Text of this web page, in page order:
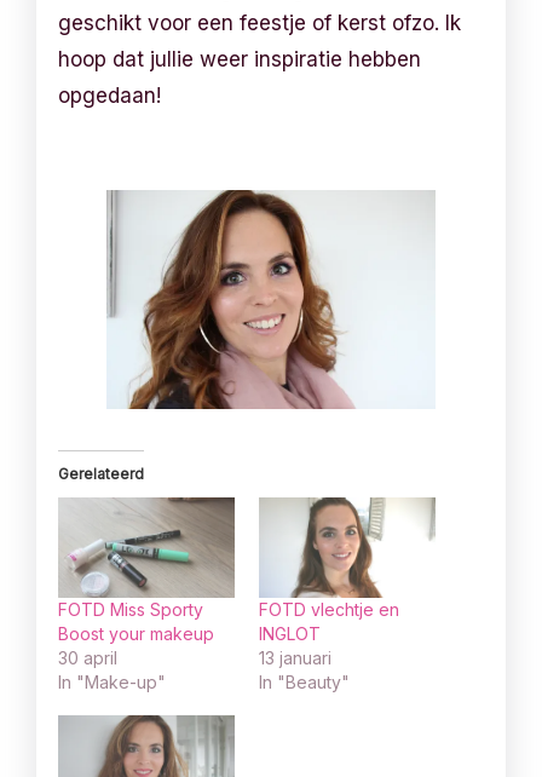
geschikt voor een feestje of kerst ofzo. Ik
hoop dat jullie weer inspiratie hebben
opgedaan!
Gerelateerd
FOTD Miss Sporty
Boost your makeup
30 april
In "Make-up"
FOTD vlechtje en
INGLOT
13 januari
In "Beauty"